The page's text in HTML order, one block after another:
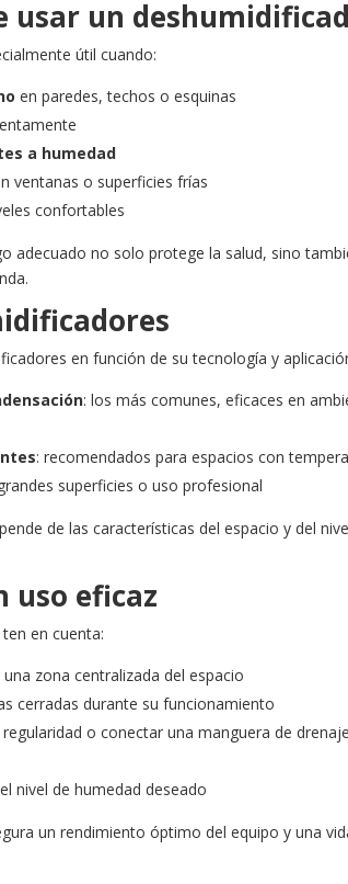
usar un
útil cuando:
en paredes, techos o esquinas
a humedad
ventanas o superficies frías
confortables
adecuado no solo protege la salud, sino
en función de su tecnología y
: los más comunes, eficaces en
: recomendados para espacios con
superficies o uso profesional
de las características del espacio y del
uso eficaz
en cuenta:
zona centralizada del espacio
cerradas durante su funcionamiento
o conectar una manguera de
nivel de humedad deseado
un rendimiento óptimo del equipo y una